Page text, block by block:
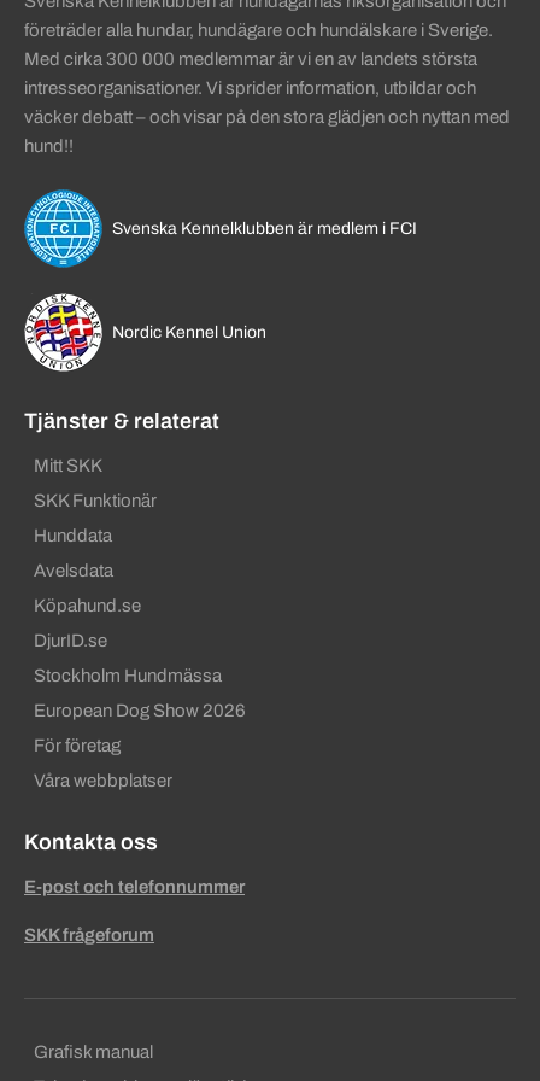
företräder alla hundar, hundägare och hundälskare i Sverige.
Med cirka 300 000 medlemmar är vi en av landets största
intresseorganisationer. Vi sprider information, utbildar och
väcker debatt – och visar på den stora glädjen och nyttan med
hund!!
Svenska Kennelklubben är medlem i FCI
Nordic Kennel Union
Tjänster & relaterat
Mitt SKK
SKK Funktionär
Hunddata
Avelsdata
Köpahund.se
DjurID.se
Stockholm Hundmässa
European Dog Show 2026
För företag
Våra webbplatser
Kontakta oss
E-post och telefonnummer
SKK frågeforum
Sekundära sidfotslänkar
Grafisk manual